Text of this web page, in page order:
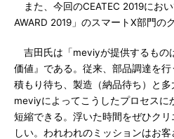
また、今回のCEATEC 2019にお
AWARD 2019」のスマートX部門の
吉田氏は「meviyが提供するもの
価値』である。従来、部品調達を
積もり待ち、製造（納品待ち）と多
meviyによってこうしたプロセスに
短縮できる。浮いた時間をぜひク
しい。われわれのミッションはお